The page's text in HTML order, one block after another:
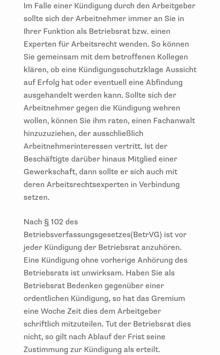
Im Falle einer Kündigung durch den Arbeitgeber
sollte sich der Arbeitnehmer immer an Sie in
Ihrer Funktion als Betriebsrat bzw. einen
Experten für Arbeitsrecht wenden. So können
Sie gemeinsam mit dem betroffenen Kollegen
klären, ob eine Kündigungsschutzklage Aussicht
auf Erfolg hat oder eventuell eine Abfindung
ausgehandelt werden kann. Sollte sich der
Arbeitnehmer gegen die Kündigung wehren
wollen, können Sie ihm raten, einen Fachanwalt
hinzuzuziehen, der ausschließlich
Arbeitnehmerinteressen vertritt. Ist der
Beschäftigte darüber hinaus Mitglied einer
Gewerkschaft, dann sollte er sich auch mit
deren Arbeitsrechtsexperten in Verbindung
setzen.
Nach § 102 des
Betriebsverfassungsgesetzes(BetrVG) ist vor
jeder Kündigung der Betriebsrat anzuhören.
Eine Kündigung ohne vorherige Anhörung des
Betriebsrats ist unwirksam. Haben Sie als
Betriebsrat Bedenken gegenüber einer
ordentlichen Kündigung, so hat das Gremium
eine Woche Zeit dies dem Arbeitgeber
schriftlich mitzuteilen. Tut der Betriebsrat dies
nicht, so gilt nach Ablauf der Frist seine
Zustimmung zur Kündigung als erteilt.